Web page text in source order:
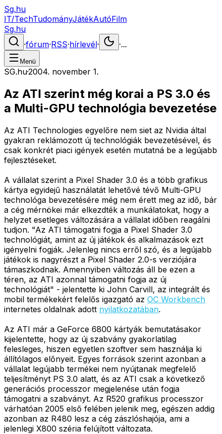
Sg.hu
IT/TechTudományJátékAutóFilm
Sg.hu
·fórum·RSS·hírlevél· ·...
Menü
SG.hu·2004. november 1.
Az ATI szerint még korai a PS 3.0 és
a Multi-GPU technológia bevezetése
Az ATI Technologies egyelőre nem siet az Nvidia által
gyakran reklámozott új technológiák bevezetésével, és
csak konkrét piaci igények esetén mutatná be a legújabb
fejlesztéseket.
A vállalat szerint a Pixel Shader 3.0 és a több grafikus
kártya egyidejű használatát lehetővé tévő Multi-GPU
technológa bevezetésére még nem érett meg az idő, bár
a cég mérnökei már elkezdték a munkálatokat, hogy a
helyzet esetleges változására a vállalat időben reagálni
tudjon. "Az ATI támogatni fogja a Pixel Shader 3.0
technológiát, amint az új játékok és alkalmazások ezt
igényelni fogják. Jelenleg nincs erről szó, és a legújabb
játékok is nagyrészt a Pixel Shader 2.0-s verziójára
támaszkodnak. Amennyiben változás áll be ezen a
téren, az ATI azonnal támogatni fogja az új
technológiát" - jelentette ki John Carvill, az integrált és
mobil termékekért felelős igazgató az OC Workbench
internetes oldalnak adott nyilatkozatában.
Az ATI már a GeForce 6800 kártyák bemutatásakor
kijelentette, hogy az új szabvány gyakorlatilag
felesleges, hiszen egyetlen szoftver sem használja ki
állítólagos előnyeit. Egyes források szerint azonban a
vállalat legújabb termékei nem nyújtanak megfelelő
teljesítményt PS 3.0 alatt, és az ATI csak a következő
generációs processzor megjelenése után fogja
támogatni a szabványt. Az R520 grafikus processzor
várhatóan 2005 első felében jelenik meg, egészen addig
azonban az R480 lesz a cég zászlóshajója, ami a
jelenlegi X800 széria felújított változata.